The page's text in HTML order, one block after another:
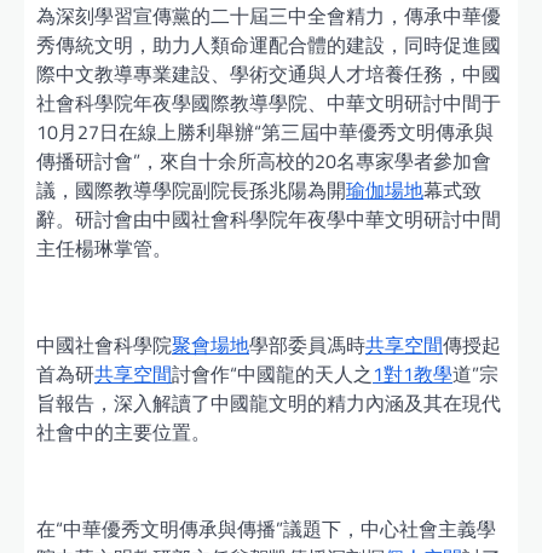
為深刻學習宣傳黨的二十屆三中全會精力，傳承中華優
秀傳統文明，助力人類命運配合體的建設，同時促進國
際中文教導專業建設、學術交通與人才培養任務，中國
社會科學院年夜學國際教導學院、中華文明研討中間于
10月27日在線上勝利舉辦“第三屆中華優秀文明傳承與
傳播研討會”，來自十余所高校的20名專家學者參加會
議，國際教導學院副院長孫兆陽為開瑜伽場地幕式致
辭。研討會由中國社會科學院年夜學中華文明研討中間
主任楊琳掌管。
中國社會科學院聚會場地學部委員馮時共享空間傳授起
首為研共享空間討會作“中國龍的天人之1對1教學道”宗
旨報告，深入解讀了中國龍文明的精力內涵及其在現代
社會中的主要位置。
在“中華優秀文明傳承與傳播”議題下，中心社會主義學